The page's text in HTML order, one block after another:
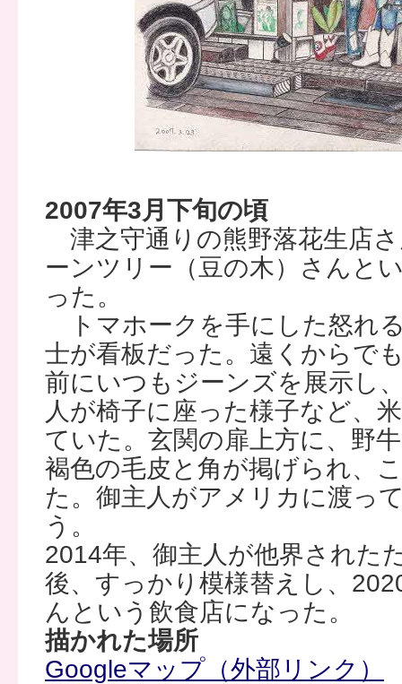
2007年3月下旬の頃
津之守通りの熊野落花生店
ーンツリー（豆の木）さんと
った。
トマホークを手にした怒れ
士が看板だった。遠くからで
前にいつもジーンズを展示し
人が椅子に座った様子など、
ていた。玄関の扉上方に、野
褐色の毛皮と角が掲げられ、
た。御主人がアメリカに渡っ
う。
2014年、御主人が他界された
後、すっかり模様替えし、
んという飲食店になった。
描かれた場所
Googleマップ（外部リンク）